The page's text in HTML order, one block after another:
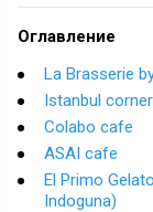
Оглавление
La Brasserie
Istanbul
Colabo cafe
ASAI cafe
El Primo
Indoguna)